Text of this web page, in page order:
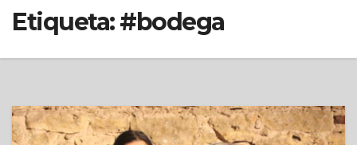
Etiqueta:#bodega